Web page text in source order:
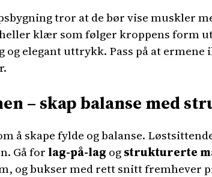
tror at de bør vise muskler
klær som følger kroppens form
elegant uttrykk. Pass på at
– skap balanse med
å skape fylde og balanse.
Gå for lag-på-lag ogstrukturerte
og bukser med rett snitt fremhever